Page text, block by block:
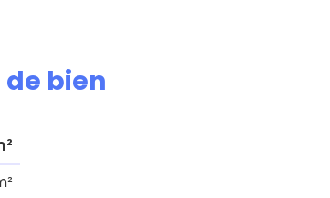
bien